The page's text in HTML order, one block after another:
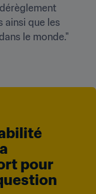
ainsi que les
le monde."
pour